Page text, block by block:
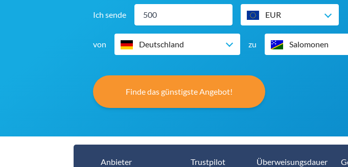
Ich sende EUR
von Deutschland zu Salomonen
Finde das günstigste Angebot!
Anbieter Trustpilot Überweisungsdauer